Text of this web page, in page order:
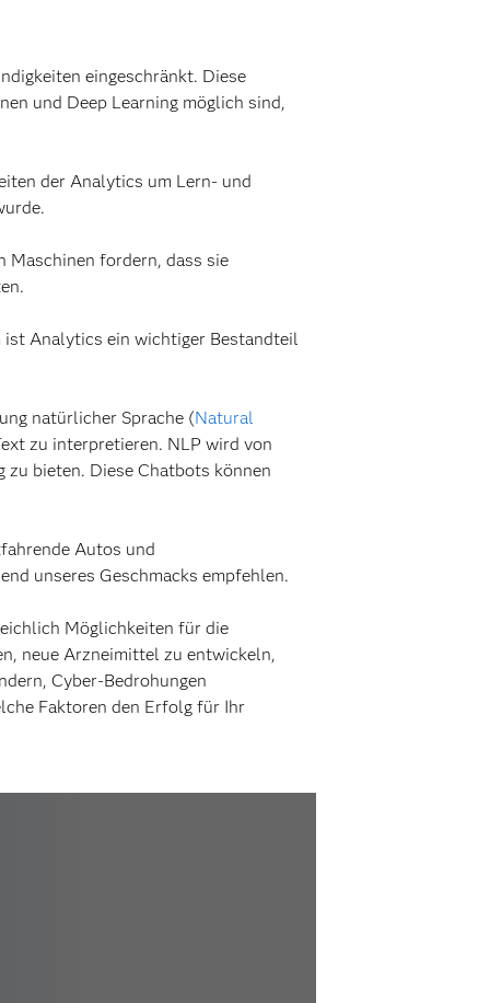
eingeschränkt. Diese
und Deep Learning möglich sind,
der Analytics um Lern- und
Maschinen fordern, dass sie
ist Analytics ein wichtiger Bestandteil
natürlicher Sprache (Natural
zu interpretieren. NLP wird von
bieten. Diese Chatbots können
Autos und
unseres Geschmacks empfehlen.
Möglichkeiten für die
neue Arzneimittel zu entwickeln,
Cyber-Bedrohungen
Faktoren den Erfolg für Ihr